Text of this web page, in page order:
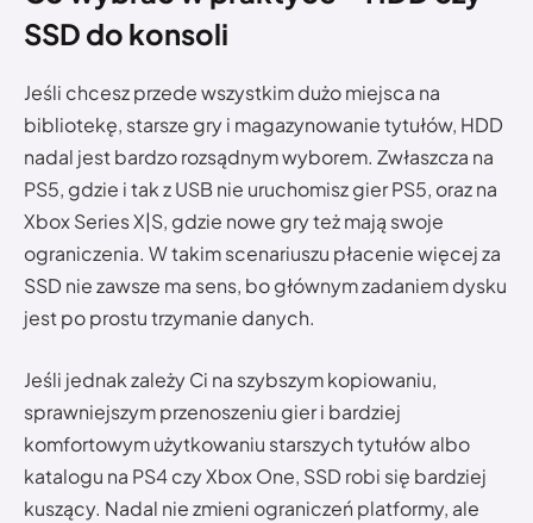
SSD do konsoli
Jeśli chcesz przede wszystkim dużo miejsca na
bibliotekę, starsze gry i magazynowanie tytułów, HDD
nadal jest bardzo rozsądnym wyborem. Zwłaszcza na
PS5, gdzie i tak z USB nie uruchomisz gier PS5, oraz na
Xbox Series X|S, gdzie nowe gry też mają swoje
ograniczenia. W takim scenariuszu płacenie więcej za
SSD nie zawsze ma sens, bo głównym zadaniem dysku
jest po prostu trzymanie danych.
Jeśli jednak zależy Ci na szybszym kopiowaniu,
sprawniejszym przenoszeniu gier i bardziej
komfortowym użytkowaniu starszych tytułów albo
katalogu na PS4 czy Xbox One, SSD robi się bardziej
kuszący. Nadal nie zmieni ograniczeń platformy, ale